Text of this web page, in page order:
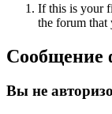
If this is your
the forum that
Сообщение
Вы не